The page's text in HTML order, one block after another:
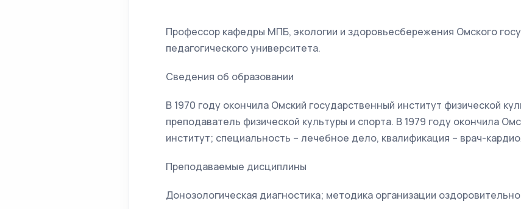
Профессор кафедры МПБ, экологии и здоровьесбережения Омского
педагогического университета.
Сведения об образовании
В 1970 году окончила Омский государственный институт физической
преподаватель физической культуры и спорта. В 1979 году окончила
институт; специальность – лечебное дело, квалификация – врач-
Преподаваемые дисциплины
Донозологическая диагностика; методика организации